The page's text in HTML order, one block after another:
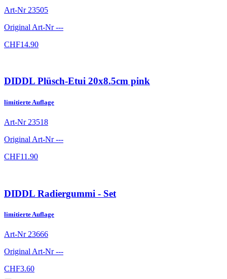
Art-Nr 23505
Original Art-Nr---
CHF14.90
DIDDL Plüsch-Etui 20x8.5cm pink
limitierte Auflage
Art-Nr 23518
Original Art-Nr---
CHF11.90
DIDDL Radiergummi - Set
limitierte Auflage
Art-Nr 23666
Original Art-Nr---
CHF3.60